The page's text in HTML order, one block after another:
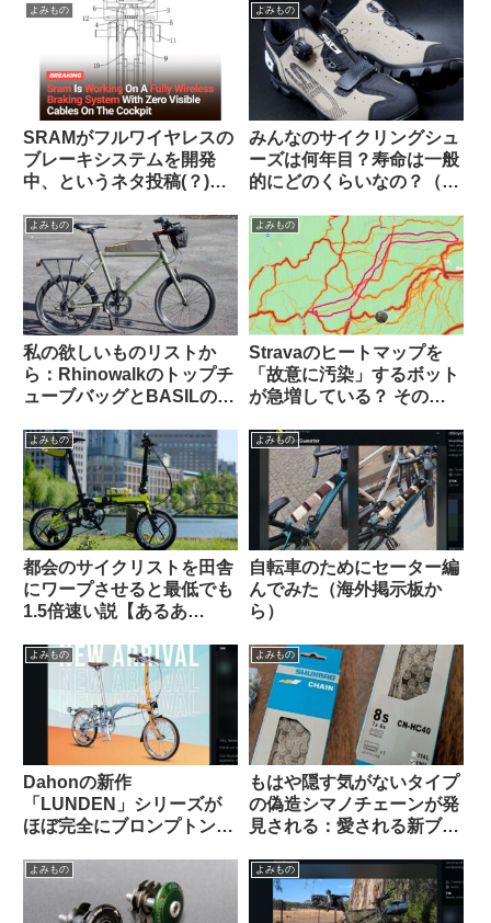
特典あり】
よみもの
SRAMがフルワイヤレスの
ブレーキシステムを開発
中、というネタ投稿(？)に
の反応【おもしろコメン
ト】
よみもの
みんなのサイクリングシュ
ーズは何年目？寿命は一般
的にどのくらいなの？（海
よみもの
私の欲しいものリストか
ら：Rhinowalkのトップチ
ューブバッグとBASILのポ
ア
よみもの
Stravaのヒートマップを
「故意に汚染」するボット
が急増している？ その背
板から）
よみもの
都会のサイクリストを田舎
にワープさせると最低でも
1.5倍速い説【あるあ
よみもの
自転車のためにセーター編
んでみた（海外掲示板か
ら）
よみもの
Dahonの新作
「LUNDEN」シリーズが
ほぼ完全にブロンプトンな
【Brompton vs.
Brompnot 最終戦争へ】
よみもの
もはや隠す気がないタイプ
の偽造シマノチェーンが発
見される：愛される新ブラ
よみもの よみもの